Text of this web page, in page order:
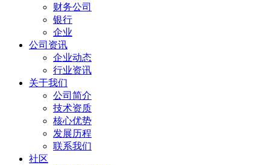
财务公司
银行
企业
公司资讯
企业动态
行业资讯
关于我们
公司简介
技术资质
核心优势
发展历程
联系我们
社区